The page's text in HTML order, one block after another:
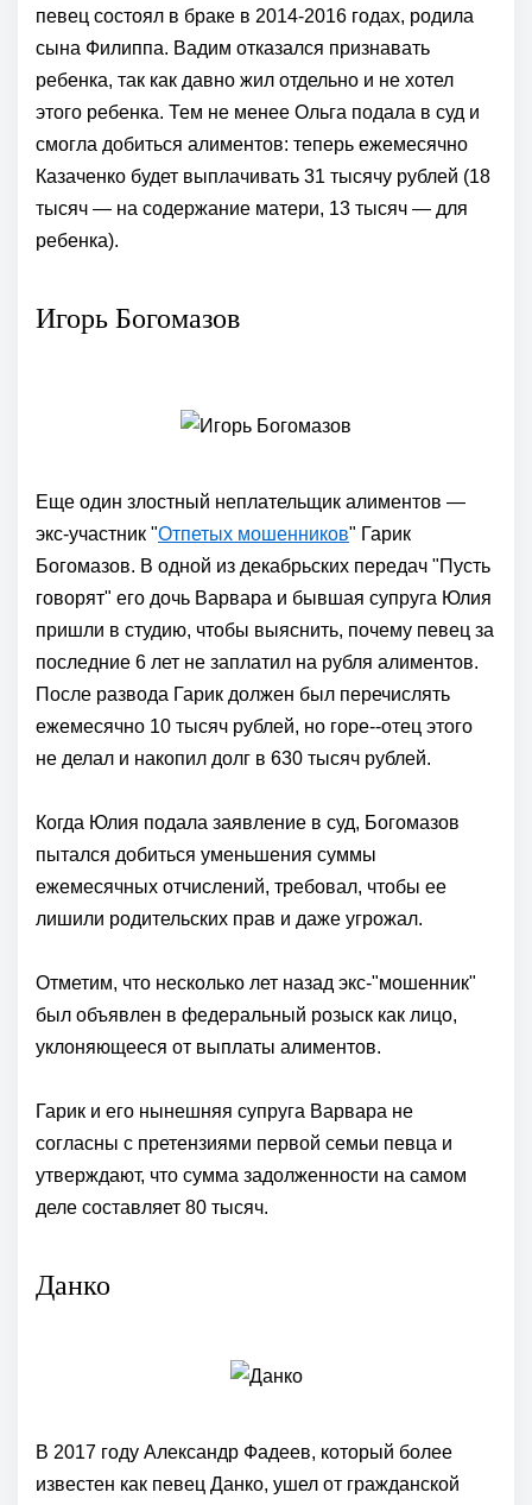
певец состоял в браке в 2014-2016 годах, родила
сына Филиппа. Вадим отказался признавать
ребенка, так как давно жил отдельно и не хотел
этого ребенка. Тем не менее Ольга подала в суд и
смогла добиться алиментов: теперь ежемесячно
Казаченко будет выплачивать 31 тысячу рублей (18
тысяч — на содержание матери, 13 тысяч — для
ребенка).
Игорь Богомазов
Еще один злостный неплательщик алиментов —
экс-участник "Отпетых мошенников" Гарик
Богомазов. В одной из декабрьских передач "Пусть
говорят" его дочь Варвара и бывшая супруга Юлия
пришли в студию, чтобы выяснить, почему певец за
последние 6 лет не заплатил на рубля алиментов.
После развода Гарик должен был перечислять
ежемесячно 10 тысяч рублей, но горе--отец этого
не делал и накопил долг в 630 тысяч рублей.
Когда Юлия подала заявление в суд, Богомазов
пытался добиться уменьшения суммы
ежемесячных отчислений, требовал, чтобы ее
лишили родительских прав и даже угрожал.
Отметим, что несколько лет назад экс-"мошенник"
был объявлен в федеральный розыск как лицо,
уклоняющееся от выплаты алиментов.
Гарик и его нынешняя супруга Варвара не
согласны с претензиями первой семьи певца и
утверждают, что сумма задолженности на самом
деле составляет 80 тысяч.
Данко
В 2017 году Александр Фадеев, который более
известен как певец Данко, ушел от гражданской